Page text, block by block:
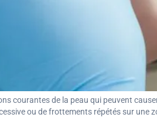
courantes de la peau qui peuvent
ou de frottements répétés sur une